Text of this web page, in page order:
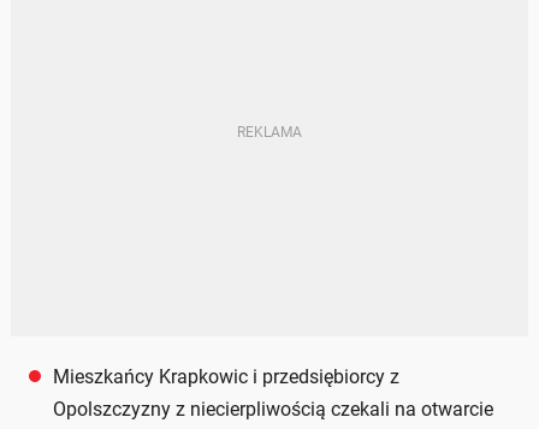
Mieszkańcy Krapkowic i przedsiębiorcy z
Opolszczyzny z niecierpliwością czekali na otwarcie